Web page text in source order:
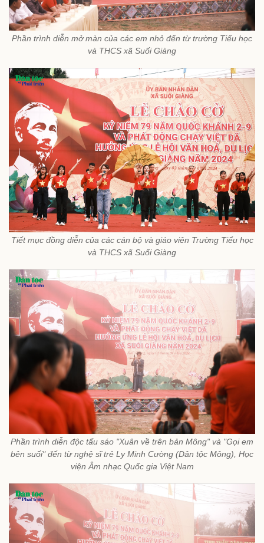
Phần trình diễn mở màn của các em nhỏ đến từ trường Tiểu học
và THCS xã Suối Giàng
Tiết mục đồng diễn của các cán bộ và giáo viên Trường Tiểu học
và THCS xã Suối Giàng
Phần trình diễn độc tấu sáo "Xuân về trên bản Mông" và "Gọi em
bên suối" đến từ nghệ sĩ trẻ Ly Minh Cường (Dân tộc Mông), Học
viện Âm nhạc Quốc gia Việt Nam